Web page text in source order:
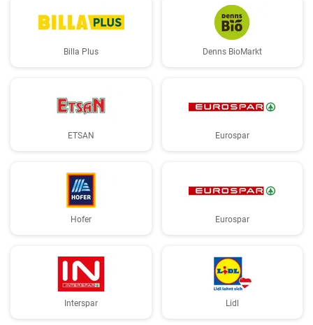
Billa Plus Denns BioMarkt
ETSAN Eurospar
Hofer Eurospar
Interspar Lidl